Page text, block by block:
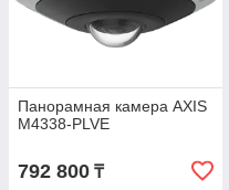
Панорамная камера AXIS
M4338-PLVE
792 800 ₸